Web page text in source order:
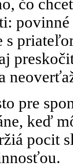
čo
s
pre
keď
pocit